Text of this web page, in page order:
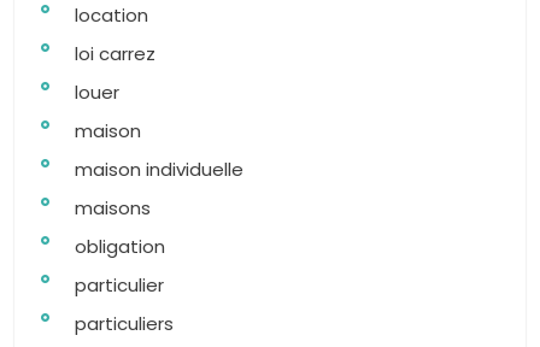
location
loi carrez
louer
maison
maison individuelle
maisons
obligation
particulier
particuliers